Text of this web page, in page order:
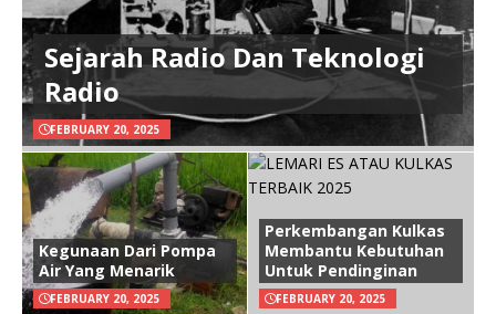
Sejarah Radio Dan Teknologi
Radio
FEBRUARY 20, 2025
Kegunaan Dari Pompa
Air Yang Menarik
FEBRUARY 20, 2025
Perkembangan Kulkas
Membantu Kebutuhan
Untuk Pendinginan
FEBRUARY 20, 2025